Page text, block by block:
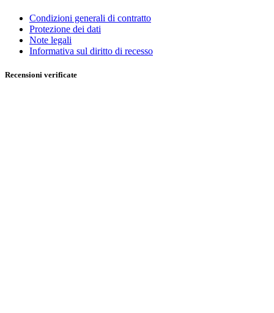
Condizioni generali di contratto
Protezione dei dati
Note legali
Informativa sul diritto di recesso
Recensioni verificate